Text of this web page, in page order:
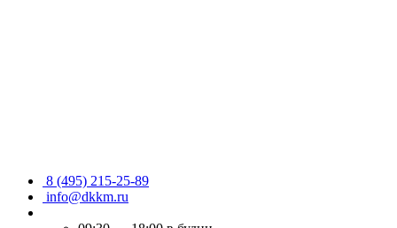
8 (495) 215-25-89
info@dkkm.ru